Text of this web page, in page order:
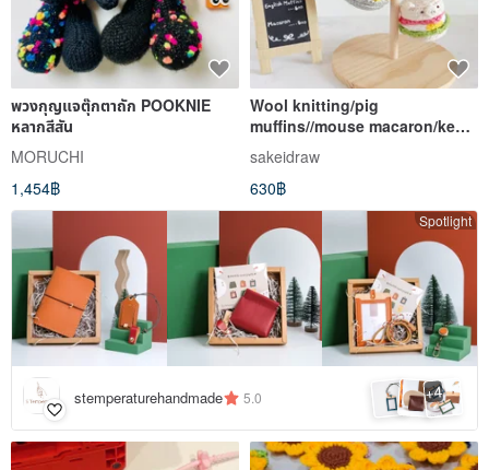
พวงกุญแจตุ๊กตาถัก POOKNIE
หลากสีสัน
MORUCHI
1,454฿
Wool knitting/pig
muffins//mouse macaron/key
ring
sakeidraw
630฿
Spotlight
stemperaturehandmade 5.0 +4